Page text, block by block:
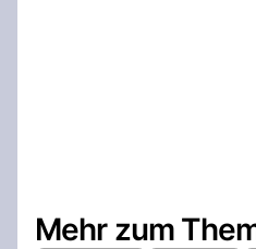
Mehr zum